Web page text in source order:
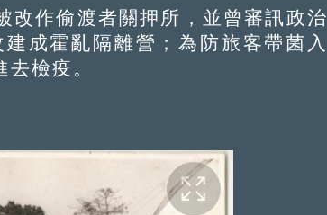
作偷渡者關押所，並曾審訊政治
成霍亂隔離營；為防旅客帶菌入
檢疫。